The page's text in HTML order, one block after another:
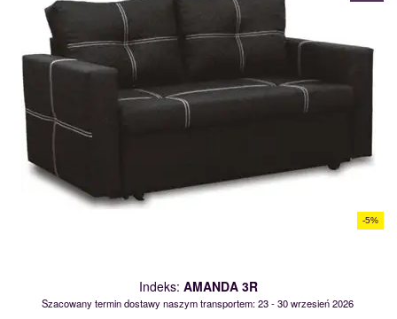
Indeks: AMANDA 3R
-5%
Szacowany termin dostawy naszym transportem: 23 - 30 wrzesień 2026